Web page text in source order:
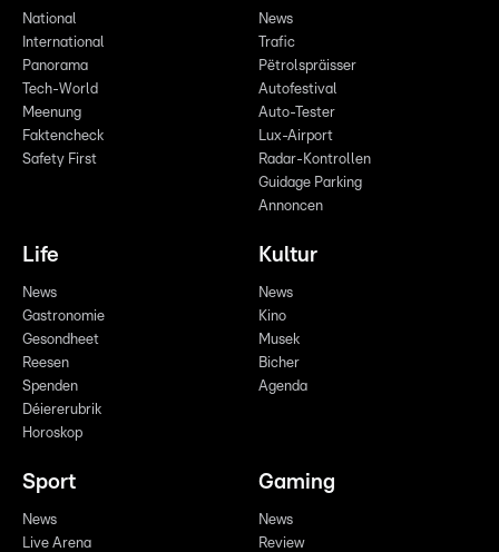
National
International
Panorama
Tech-World
Meenung
Faktencheck
Safety First
News
Trafic
Pëtrolspräisser
Autofestival
Auto-Tester
Lux-Airport
Radar-Kontrollen
Guidage Parking
Annoncen
Life
News
Gastronomie
Gesondheet
Reesen
Spenden
Déiererubrik
Horoskop
Kultur
News
Kino
Musek
Bicher
Agenda
Sport
News
Live Arena
Gaming
News
Review